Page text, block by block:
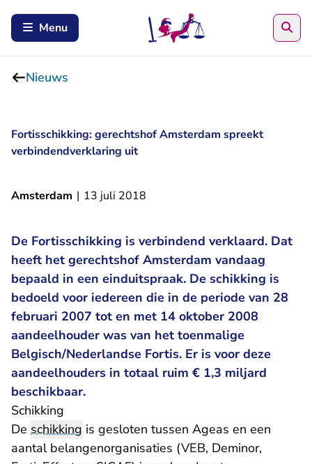
Menu
Nieuws
Fortisschikking: gerechtshof Amsterdam spreekt
verbindendverklaring uit
Amsterdam | 13 juli 2018
De Fortisschikking is verbindend verklaard. Dat
heeft het gerechtshof Amsterdam vandaag
bepaald in een einduitspraak. De schikking is
bedoeld voor iedereen die in de periode van 28
februari 2007 tot en met 14 oktober 2008
aandeelhouder was van het toenmalige
Belgisch/Nederlandse Fortis. Er is voor deze
aandeelhouders in totaal ruim € 1,3 miljard
beschikbaar.
Schikking
De schikking is gesloten tussen Ageas en een
aantal belangenorganisaties (VEB, Deminor,